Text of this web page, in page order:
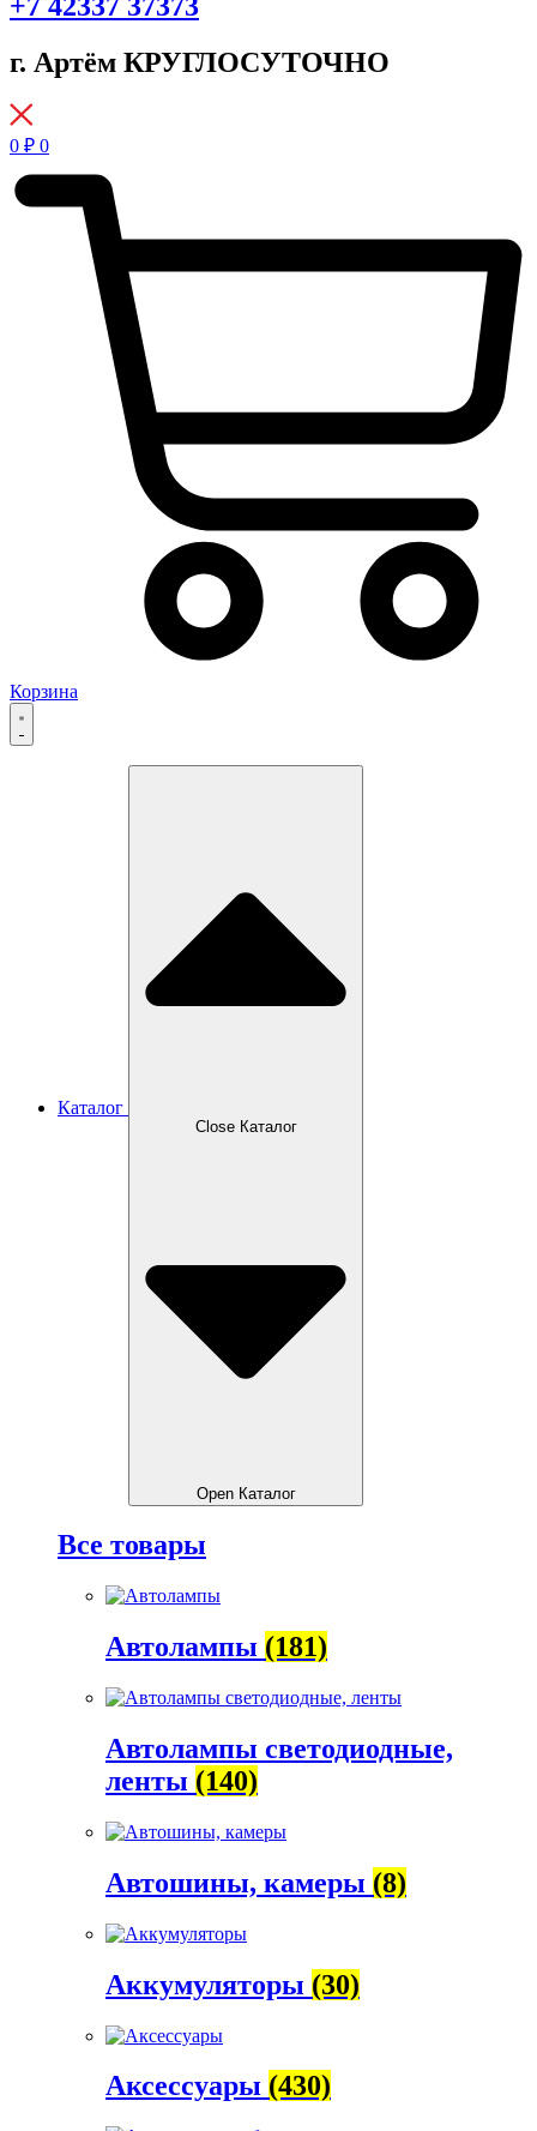
г. Артём КРУГЛОСУТОЧНО
0 ₽ 0
Корзина
Каталог
Close Каталог
Open Каталог
Все товары
Автолампы (181)
Автолампы светодиодные,
ленты (140)
Автошины, камеры (8)
Аккумуляторы (30)
Аксессуары (430)